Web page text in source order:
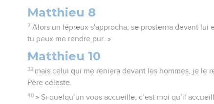
Matthieu 8
2 Alors un lépreux s'approcha, se prosterna devant lui
tu peux me rendre pur. »
Matthieu 10
33 mais celui qui me reniera devant les hommes, je le
Père céleste.
40 » Si quelqu’un vous accueille, c’est moi qu’il